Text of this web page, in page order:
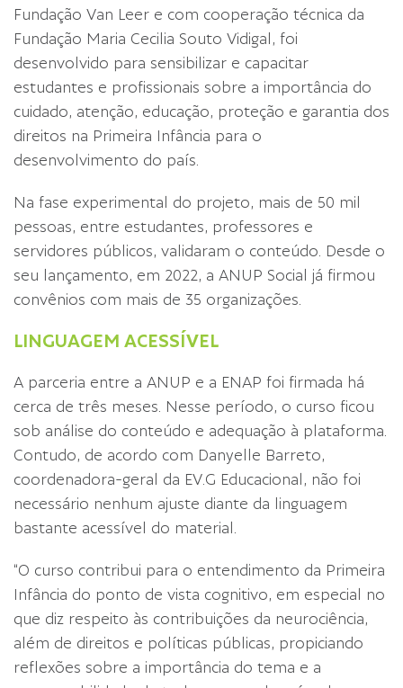
Fundação Van Leer e com cooperação técnica da
Fundação Maria Cecilia Souto Vidigal, foi
desenvolvido para sensibilizar e capacitar
estudantes e profissionais sobre a importância do
cuidado, atenção, educação, proteção e garantia dos
direitos na Primeira Infância para o
desenvolvimento do país.
Na fase experimental do projeto, mais de 50 mil
pessoas, entre estudantes, professores e
servidores públicos, validaram o conteúdo. Desde o
seu lançamento, em 2022, a ANUP Social já firmou
convênios com mais de 35 organizações.
LINGUAGEM ACESSÍVEL
A parceria entre a ANUP e a ENAP foi firmada há
cerca de três meses. Nesse período, o curso ficou
sob análise do conteúdo e adequação à plataforma.
Contudo, de acordo com Danyelle Barreto,
coordenadora-geral da EV.G Educacional, não foi
necessário nenhum ajuste diante da linguagem
bastante acessível do material.
“O curso contribui para o entendimento da Primeira
Infância do ponto de vista cognitivo, em especial no
que diz respeito às contribuições da neurociência,
além de direitos e políticas públicas, propiciando
reflexões sobre a importância do tema e a